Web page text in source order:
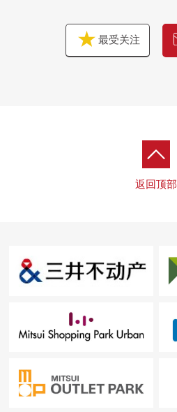
最受关注
返回顶部